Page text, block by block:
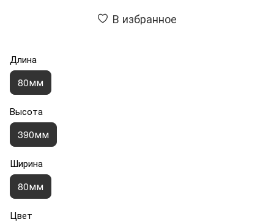
В избранное
Длина
80мм
Высота
390мм
Ширина
80мм
Цвет